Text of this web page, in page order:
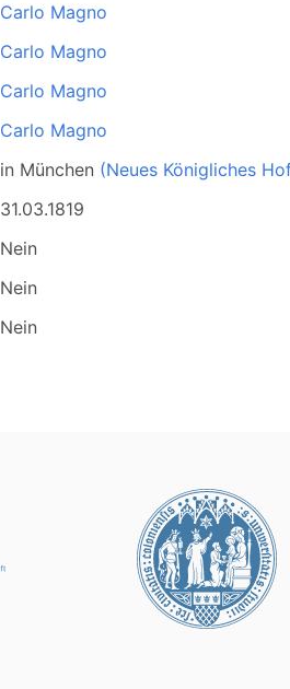
Carlo Magno
Carlo Magno
Carlo Magno
Carlo Magno
in München (Neues Königliches
31.03.1819
Nein
Nein
Nein